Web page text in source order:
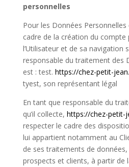
personnelles
Pour les Données
cadre de la création du compte
l’Utilisateur et de sa navigation
responsable du traitement des
est : test. https://chez-petit-
tyest, son représentant légal
En tant que responsable du
qu’il collecte, https://chez-petit-
respecter le cadre des
lui appartient notamment au
de ses traitements de
prospects et clients, à partir de